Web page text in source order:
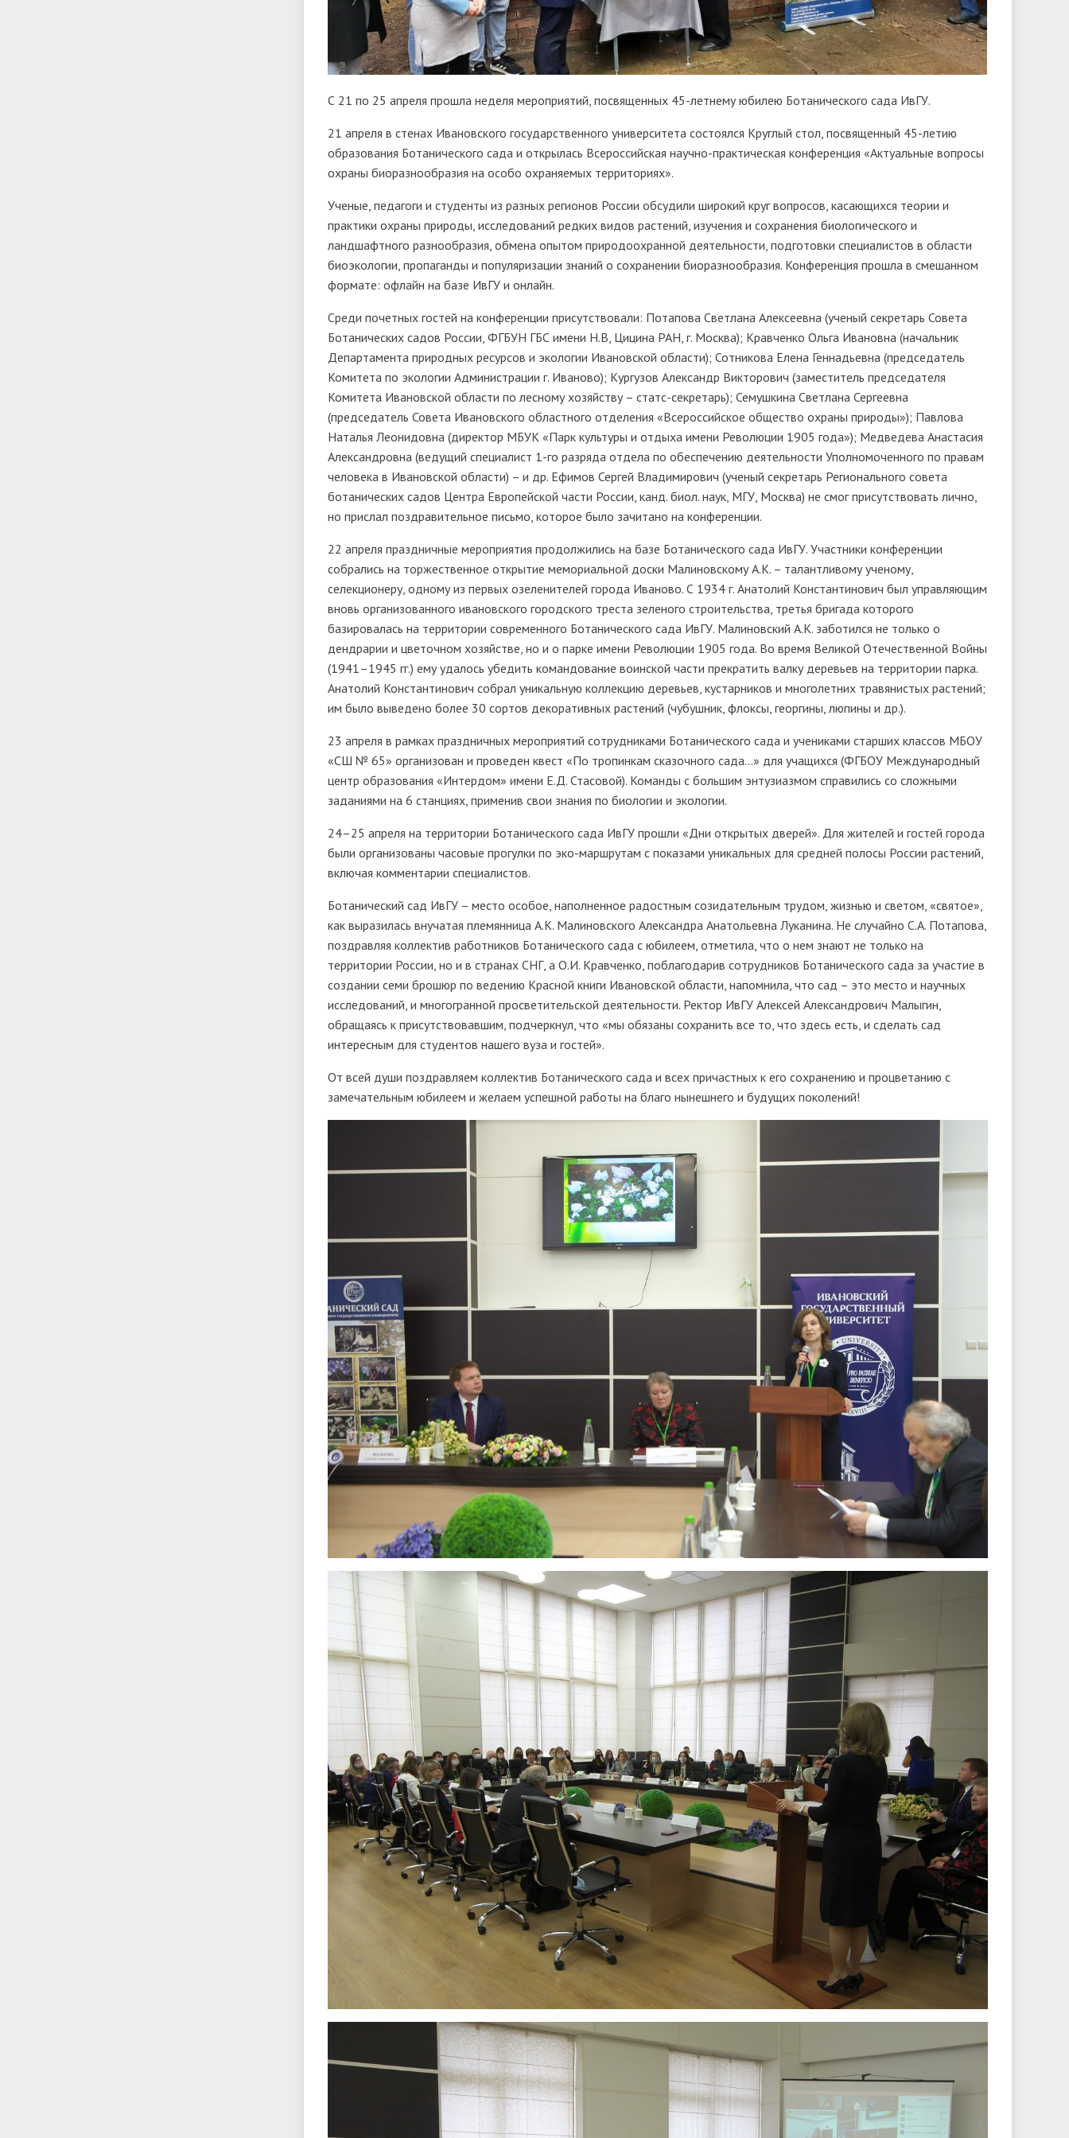
С 21 по 25 апреля прошла неделя мероприятий, посвященных 45-летнему юбилею Ботанического сада ИвГУ.
21 апреля в стенах Ивановского государственного университета состоялся Круглый стол, посвященный 45-летию
образования Ботанического сада и открылась Всероссийская научно-практическая конференция «Актуальные вопросы
охраны биоразнообразия на особо охраняемых территориях».
Ученые, педагоги и студенты из разных регионов России обсудили широкий круг вопросов, касающихся теории и
практики охраны природы, исследований редких видов растений, изучения и сохранения биологического и
ландшафтного разнообразия, обмена опытом природоохранной деятельности, подготовки специалистов в области
биоэкологии, пропаганды и популяризации знаний о сохранении биоразнообразия. Конференция прошла в смешанном
формате: офлайн на базе ИвГУ и онлайн.
Среди почетных гостей на конференции присутствовали: Потапова Светлана Алексеевна (ученый секретарь Совета
Ботанических садов России, ФГБУН ГБС имени Н.В, Цицина РАН, г. Москва); Кравченко Ольга Ивановна (начальник
Департамента природных ресурсов и экологии Ивановской области); Сотникова Елена Геннадьевна (председатель
Комитета по экологии Администрации г. Иваново); Кургузов Александр Викторович (заместитель председателя
Комитета Ивановской области по лесному хозяйству – статс-секретарь); Семушкина Светлана Сергеевна
(председатель Совета Ивановского областного отделения «Всероссийское общество охраны природы»); Павлова
Наталья Леонидовна (директор МБУК «Парк культуры и отдыха имени Революции 1905 года»); Медведева Анастасия
Александровна (ведущий специалист 1-го разряда отдела по обеспечению деятельности Уполномоченного по правам
человека в Ивановской области) – и др. Ефимов Сергей Владимирович (ученый секретарь Регионального совета
ботанических садов Центра Европейской части России, канд. биол. наук, МГУ, Москва) не смог присутствовать лично,
но прислал поздравительное письмо, которое было зачитано на конференции.
22 апреля праздничные мероприятия продолжились на базе Ботанического сада ИвГУ. Участники конференции
собрались на торжественное открытие мемориальной доски Малиновскому А.К. – талантливому ученому,
селекционеру, одному из первых озеленителей города Иваново. С 1934 г. Анатолий Константинович был управляющим
вновь организованного ивановского городского треста зеленого строительства, третья бригада которого
базировалась на территории современного Ботанического сада ИвГУ. Малиновский А.К. заботился не только о
дендрарии и цветочном хозяйстве, но и о парке имени Революции 1905 года. Во время Великой Отечественной Войны
(1941–1945 гг.) ему удалось убедить командование воинской части прекратить валку деревьев на территории парка.
Анатолий Константинович собрал уникальную коллекцию деревьев, кустарников и многолетних травянистых растений;
им было выведено более 30 сортов декоративных растений (чубушник, флоксы, георгины, люпины и др.).
23 апреля в рамках праздничных мероприятий сотрудниками Ботанического сада и учениками старших классов МБОУ
«СШ № 65» организован и проведен квест «По тропинкам сказочного сада…» для учащихся (ФГБОУ Международный
центр образования «Интердом» имени Е.Д. Стасовой). Команды с большим энтузиазмом справились со сложными
заданиями на 6 станциях, применив свои знания по биологии и экологии.
24–25 апреля на территории Ботанического сада ИвГУ прошли «Дни открытых дверей». Для жителей и гостей города
были организованы часовые прогулки по эко-маршрутам с показами уникальных для средней полосы России растений,
включая комментарии специалистов.
Ботанический сад ИвГУ – место особое, наполненное радостным созидательным трудом, жизнью и светом, «святое»,
как выразилась внучатая племянница А.К. Малиновского Александра Анатольевна Луканина. Не случайно С.А. Потапова,
поздравляя коллектив работников Ботанического сада с юбилеем, отметила, что о нем знают не только на
территории России, но и в странах СНГ, а О.И. Кравченко, поблагодарив сотрудников Ботанического сада за участие в
создании семи брошюр по ведению Красной книги Ивановской области, напомнила, что сад – это место и научных
исследований, и многогранной просветительской деятельности. Ректор ИвГУ Алексей Александрович Малыгин,
обращаясь к присутствовавшим, подчеркнул, что «мы обязаны сохранить все то, что здесь есть, и сделать сад
интересным для студентов нашего вуза и гостей».
От всей души поздравляем коллектив Ботанического сада и всех причастных к его сохранению и процветанию с
замечательным юбилеем и желаем успешной работы на благо нынешнего и будущих поколений!